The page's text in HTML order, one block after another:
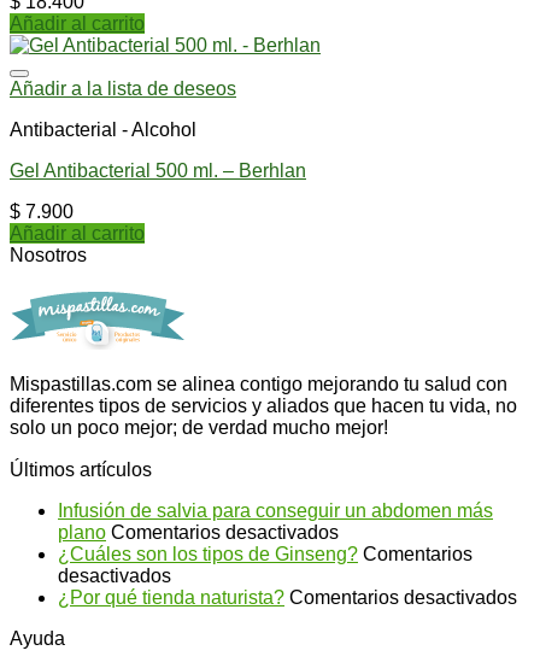
Añadir al carrito
Añadir a la lista de deseos
Antibacterial - Alcohol
Gel Antibacterial 500 ml. – Berhlan
$ 7.900
Añadir al carrito
Nosotros
Mispastillas.com se alinea contigo mejorando tu salud con
diferentes tipos de servicios y aliados que hacen tu vida, no
solo un poco mejor; de verdad mucho mejor!
Últimos artículos
Infusión de salvia para conseguir un abdomen más
plano Comentarios desactivadosen
Infusión
salvia
¿Cuáles son los tipos de Ginseng? Comentarios
desactivadosen
¿Cuáles
¿Por qué tienda naturista? Comentarios desactivadosen
Ayuda